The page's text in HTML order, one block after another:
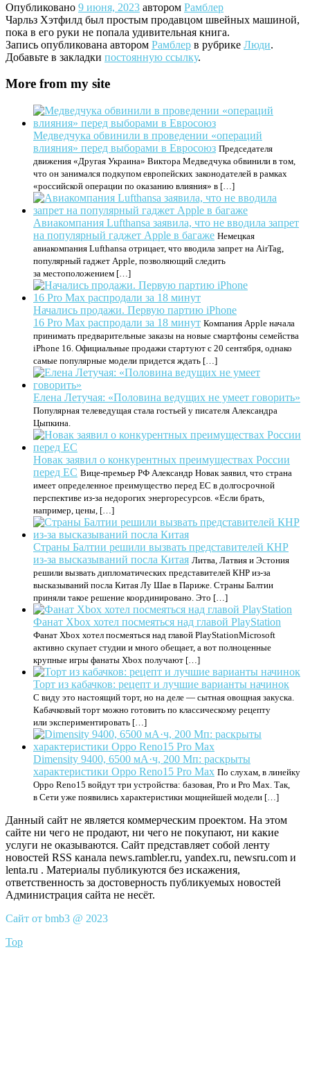
Опубликовано 9 июня, 2023 автором Рамблер
Чарльз Хэтфилд был простым продавцом швейных машиной,
пока в его руки не попала удивительная книга.
Запись опубликована автором Рамблер в рубрике Люди.
Добавьте в закладки постоянную ссылку.
More from my site
Медведчука обвинили в проведении «операций
влияния» перед выборами в Евросоюз Председателя
движения «Другая Украина» Виктора Медведчука обвинили в том,
что он занимался подкупом европейских законодателей в рамках
«российской операции по оказанию влияния» в […]
Авиакомпания Lufthansa заявила, что не вводила запрет
на популярный гаджет Apple в багаже Немецкая
авиакомпания Lufthansa отрицает, что вводила запрет на AirTag,
популярный гаджет Apple, позволяющий следить
за местоположением […]
Начались продажи. Первую партию iPhone
16 Pro Max распродали за 18 минут Компания Apple начала
принимать предварительные заказы на новые смартфоны семейства
iPhone 16. Официальные продажи стартуют с 20 сентября, однако
самые популярные модели придется ждать […]
Елена Летучая: «Половина ведущих не умеет говорить»
Популярная телеведущая стала гостьей у писателя Александра
Цыпкина.
Новак заявил о конкурентных преимуществах России
перед ЕС Вице-премьер РФ Александр Новак заявил, что страна
имеет определенное преимущество перед ЕС в долгосрочной
перспективе из-за недорогих энергоресурсов. «Если брать,
например, цены, […]
Страны Балтии решили вызвать представителей КНР
из-за высказываний посла Китая Литва, Латвия и Эстония
решили вызвать дипломатических представителей КНР из-за
высказываний посла Китая Лу Шае в Париже. Страны Балтии
приняли такое решение координировано. Это […]
Фанат Xbox хотел посмеяться над главой PlayStation
Фанат Xbox хотел посмеяться над главой PlayStationMicrosoft
активно скупает студии и много обещает, а вот полноценные
крупные игры фанаты Xbox получают […]
Торт из кабачков: рецепт и лучшие варианты начинок
С виду это настоящий торт, но на деле — сытная овощная закуска.
Кабачковый торт можно готовить по классическому рецепту
или экспериментировать […]
Dimensity 9400, 6500 мА·ч, 200 Мп: раскрыты
характеристики Oppo Reno15 Pro Max По слухам, в линейку
Oppo Reno15 войдут три устройства: базовая, Pro и Pro Max. Так,
в Сети уже появились характеристики мощнейшей модели […]
Данный сайт не является коммерческим проектом. На этом
сайте ни чего не продают, ни чего не покупают, ни какие
услуги не оказываются. Сайт представляет собой ленту
новостей RSS канала news.rambler.ru, yandex.ru, newsru.com и
lenta.ru . Материалы публикуются без искажения,
ответственность за достоверность публикуемых новостей
Администрация сайта не несёт.
Сайт от bmb3 @ 2023
Top